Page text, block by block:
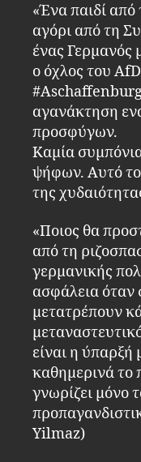
«Ένα παιδί
αγόρι από τη
ένας Γερμανός
ο όχλος του
αγανάκτηση
προσφύγων.
Καμία
ψήφων. Αυτό το
της
«Ποιος θα
από τη
γερμανικής
ασφάλεια όταν
μετατρέπουν
είναι η ύπαρξή
καθημερινά το
γνωρίζει μόνο
Yilmaz)